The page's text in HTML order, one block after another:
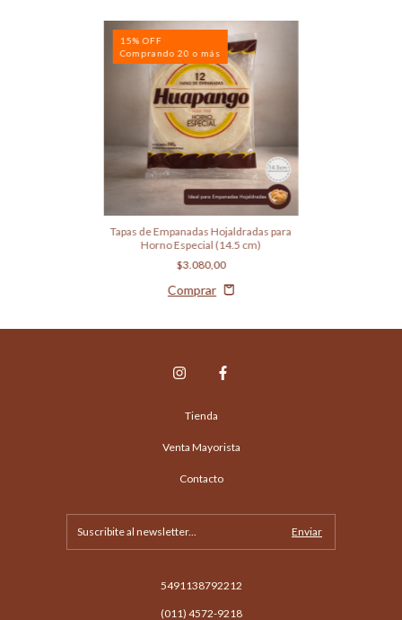
15% OFF
Comprando 20 o más
Tapas de Empanadas Hojaldradas para
Horno Especial (14.5 cm)
$3.080,00
Tienda
Venta Mayorista
Contacto
5491138792212
(011) 4572-9218